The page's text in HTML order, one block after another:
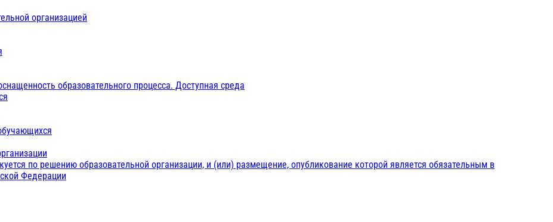
организацией
образовательного процесса. Доступная среда
по решению образовательной организации, и (или) размещение, опубликование которой является обязательным в
Федерации